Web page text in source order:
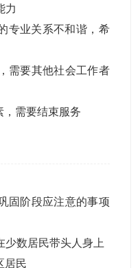
力
专业关系不和谐，希
需要其他社会工作者
，需要结束服务
固阶段应注意的事项
少数居民带头人身上
居民